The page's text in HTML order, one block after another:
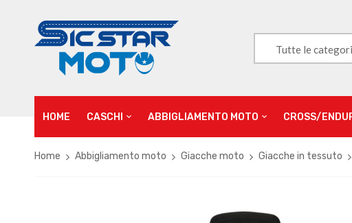
Tutte le
HOME CASCHI ABBIGLIAMENTO MOTO CROSS/
Home Abbigliamento moto Giacche moto Giacche in tessuto